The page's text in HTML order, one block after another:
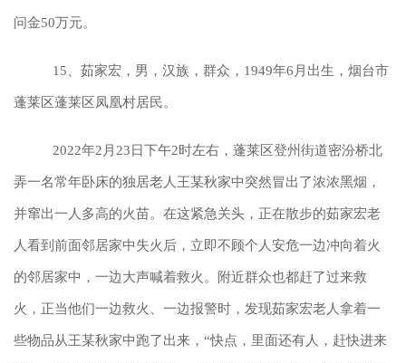
问金50万元。
15、茹家宏，男，汉族，群众，1949年6月出生，烟台市
蓬莱区蓬莱区凤凰村居民。
2022年2月23日下午2时左右，蓬莱区登州街道密汾桥北
弄一名常年卧床的独居老人王某秋家中突然冒出了浓浓黑烟，
并窜出一人多高的火苗。在这紧急关头，正在散步的茹家宏老
人看到前面邻居家中失火后，立即不顾个人安危一边冲向着火
的邻居家中，一边大声喊着救火。附近群众也都赶了过来救
火，正当他们一边救火、一边报警时，发现茹家宏老人拿着一
些物品从王某秋家中跑了出来，“快点，里面还有人，赶快进来